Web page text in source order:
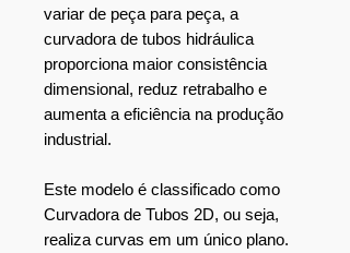
variar de peça para peça, a
curvadora de tubos hidráulica
proporciona maior consistência
dimensional, reduz retrabalho e
aumenta a eficiência na produção
industrial.
Este modelo é classificado como
Curvadora de Tubos 2D, ou seja,
realiza curvas em um único plano.